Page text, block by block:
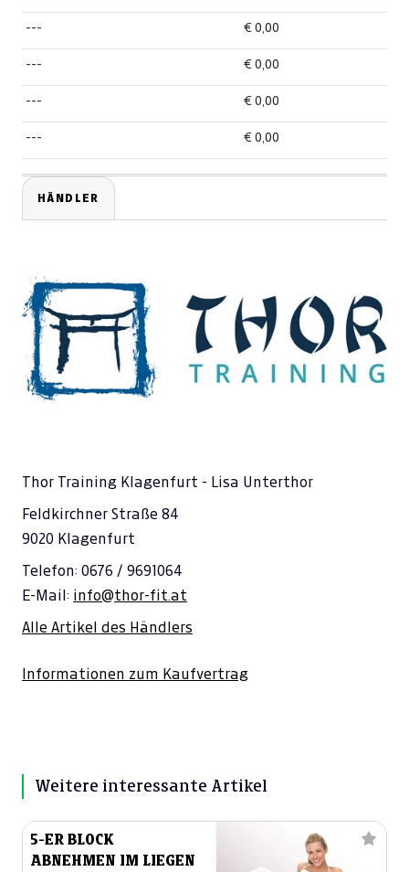
--- € 0,00
--- € 0,00
--- € 0,00
--- € 0,00
HÄNDLER
Thor Training Klagenfurt - Lisa Unterthor
Feldkirchner Straße 84
9020 Klagenfurt
Telefon: 0676 / 9691064
E-Mail: info@thor-fit.at
Alle Artikel des Händlers
Informationen zum Kaufvertrag
Weitere interessante Artikel
5-ER BLOCK
ABNEHMEN IM LIEGEN